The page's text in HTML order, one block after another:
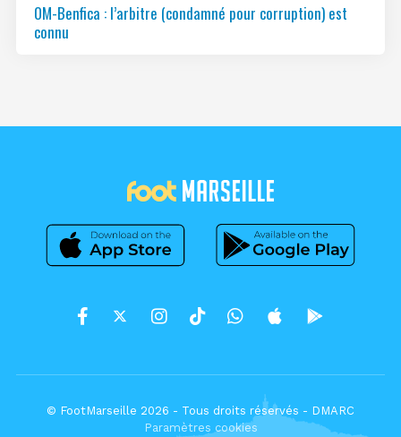
OM-Benfica : l’arbitre (condamné pour corruption) est
connu
© FootMarseille 2026 - Tous droits réservés - DMARC
Paramètres cookies